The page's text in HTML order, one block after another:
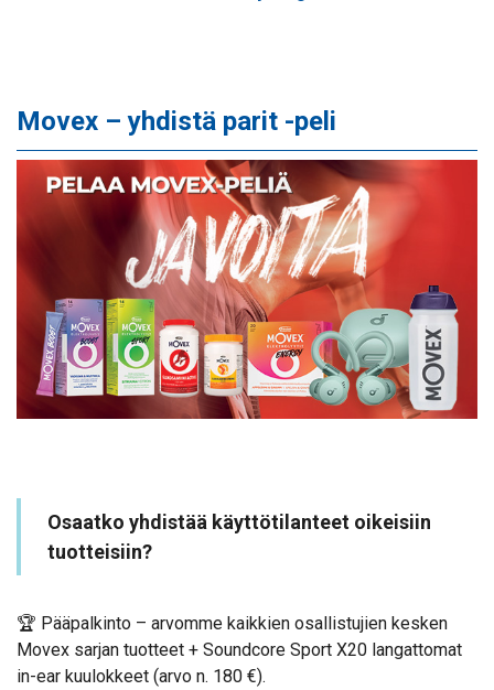
Movex – yhdistä parit -peli
Osaatko yhdistää käyttötilanteet oikeisiin
tuotteisiin?
🏆 Pääpalkinto – arvomme kaikkien osallistujien kesken
Movex sarjan tuotteet + Soundcore Sport X20 langattomat
in-ear kuulokkeet (arvo n. 180 €).